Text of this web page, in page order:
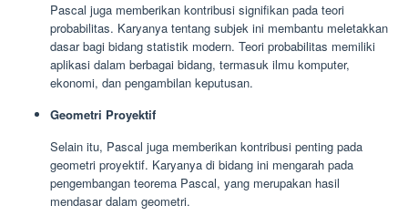
Pascal juga memberikan kontribusi signifikan pada teori
probabilitas. Karyanya tentang subjek ini membantu meletakkan
dasar bagi bidang statistik modern. Teori probabilitas memiliki
aplikasi dalam berbagai bidang, termasuk ilmu komputer,
ekonomi, dan pengambilan keputusan.
Geometri Proyektif
Selain itu, Pascal juga memberikan kontribusi penting pada
geometri proyektif. Karyanya di bidang ini mengarah pada
pengembangan teorema Pascal, yang merupakan hasil
mendasar dalam geometri.